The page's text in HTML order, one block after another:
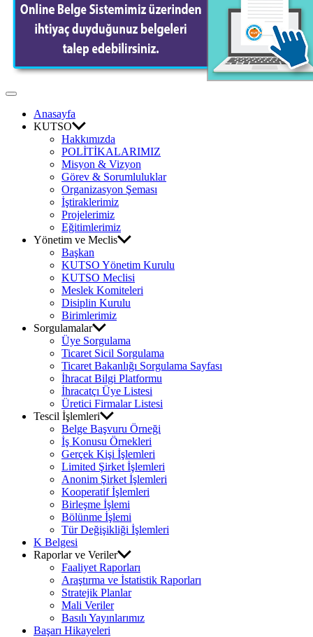
Odası
Off
CanvasAnasayfa
KUTSO
Hakkımızda
POLİTİKALARIMIZ
Misyon & Vizyon
Görev & Sorumluluklar
Organizasyon Şeması
İştiraklerimiz
Projelerimiz
Eğitimlerimiz
Yönetim ve Meclis
Başkan
KUTSO Yönetim Kurulu
KUTSO Meclisi
Meslek Komiteleri
Disiplin Kurulu
Birimlerimiz
Sorgulamalar
Üye Sorgulama
Ticaret Sicil Sorgulama
Ticaret Bakanlığı Sorgulama Sayfası
İhracat Bilgi Platformu
İhracatçı Üye Listesi
Üretici Firmalar Listesi
Tescil İşlemleri
Belge Başvuru Örneği
İş Konusu Örnekleri
Gerçek Kişi İşlemleri
Limited Şirket İşlemleri
Anonim Şirket İşlemleri
Kooperatif İşlemleri
Birleşme İşlemi
Bölünme İşlemi
Tür Değişikliği İşlemleri
K Belgesi
Raporlar ve Veriler
Faaliyet Raporları
Araştırma ve İstatistik Raporları
Stratejik Planlar
Mali Veriler
Basılı Yayınlarımız
Başarı Hikayeleri